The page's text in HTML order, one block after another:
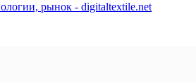
рынок - digitaltextile.net